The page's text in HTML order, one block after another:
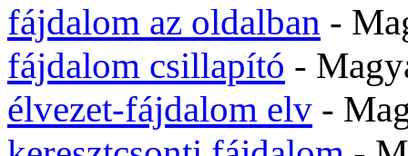
fájdalom az oldalban -
fájdalom csillapító -
élvezet-fájdalom elv -